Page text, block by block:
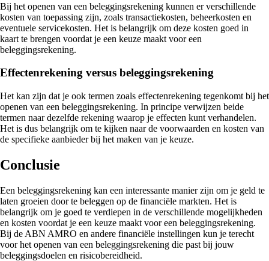
Bij het openen van een beleggingsrekening kunnen er verschillende
kosten van toepassing zijn, zoals transactiekosten, beheerkosten en
eventuele servicekosten. Het is belangrijk om deze kosten goed in
kaart te brengen voordat je een keuze maakt voor een
beleggingsrekening.
Effectenrekening versus beleggingsrekening
Het kan zijn dat je ook termen zoals effectenrekening tegenkomt bij het
openen van een beleggingsrekening. In principe verwijzen beide
termen naar dezelfde rekening waarop je effecten kunt verhandelen.
Het is dus belangrijk om te kijken naar de voorwaarden en kosten van
de specifieke aanbieder bij het maken van je keuze.
Conclusie
Een beleggingsrekening kan een interessante manier zijn om je geld te
laten groeien door te beleggen op de financiële markten. Het is
belangrijk om je goed te verdiepen in de verschillende mogelijkheden
en kosten voordat je een keuze maakt voor een beleggingsrekening.
Bij de ABN AMRO en andere financiële instellingen kun je terecht
voor het openen van een beleggingsrekening die past bij jouw
beleggingsdoelen en risicobereidheid.